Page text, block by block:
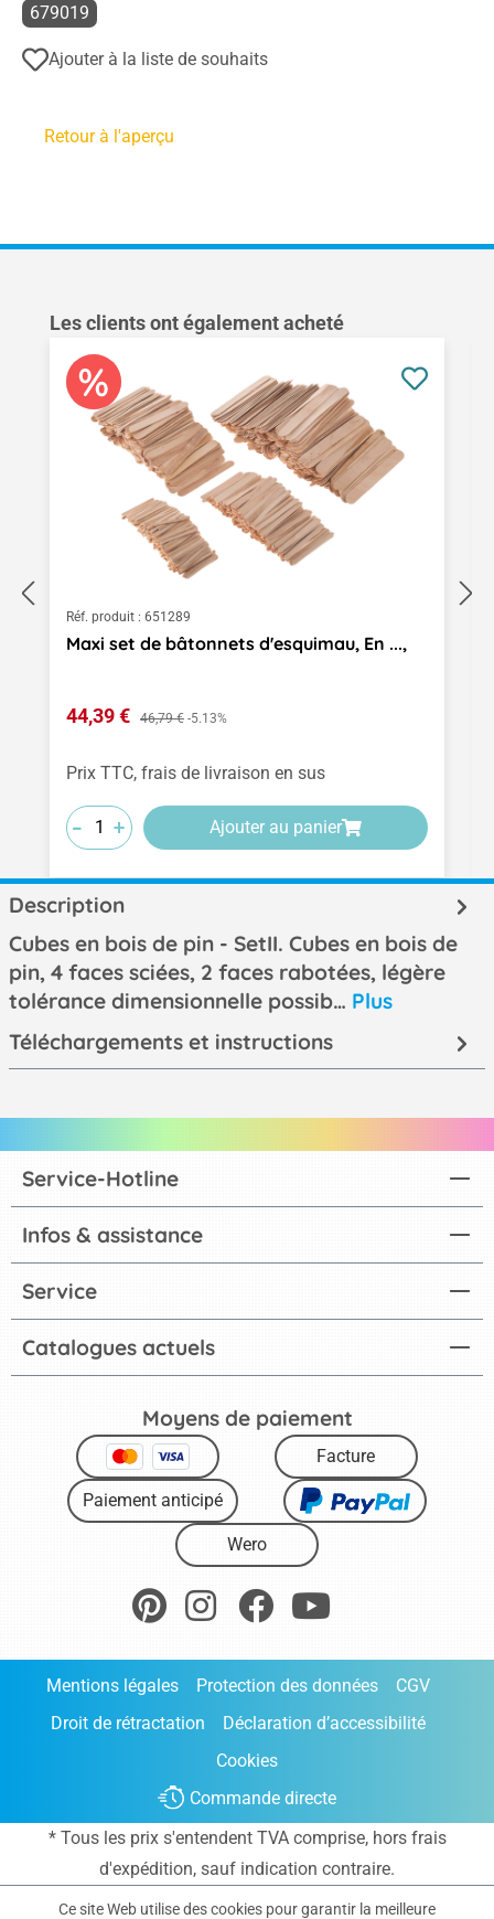
679019
Ajouter à la liste de souhaits
Retour à l'aperçu
Ignorer la galerie de produits
Les clients ont également acheté
Réf. produit : 651289
Maxi set de bâtonnets d'esquimau, En ...,
Prix de vente :
44,39 € Prix régulier :
46,79 € -5.13%
Prix TTC, frais de livraison en sus
-
-
- +
+
+ Ajouter au panier
Description
Cubes en bois de pin - SetII. Cubes en bois de
pin, 4 faces sciées, 2 faces rabotées, légère
tolérance dimensionnelle possib… Plus
Téléchargements et instructions
Catalogues actuels
Service-Hotline
Infos & assistance
Service
Moyens de paiement
Facture
Paiement anticipé
Wero
Mentions légales Protection des données
CGV
Droit de rétractation
Déclaration d’accessibilité
Cookies
Commande directe
* Tous les prix s'entendent TVA comprise, hors frais
d'expédition, sauf indication contraire.
Ce site Web utilise des cookies pour garantir la meilleure